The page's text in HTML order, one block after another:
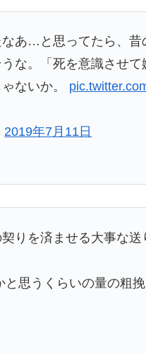
あ…と思ってたら、昔
な。「死を意識させ
ないか。
2019年7月11日
りを済ませる大事な
思うくらいの量の粗